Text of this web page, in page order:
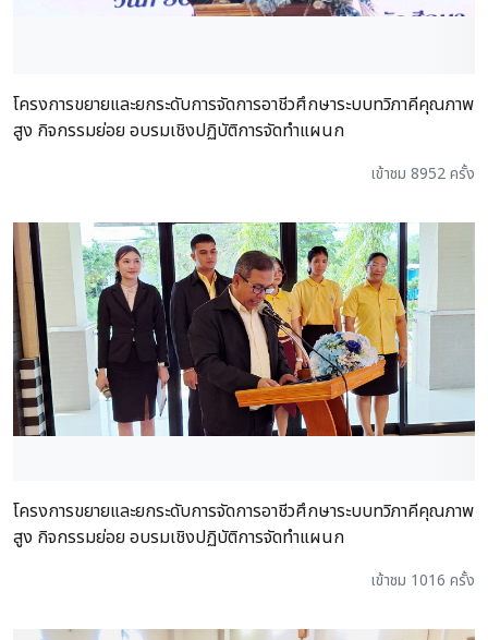
โครงการขยายและยกระดับการจัดการอาชีวศึกษาระบบทวิภาคีคุณภาพ
สูง กิจกรรมย่อย อบรมเชิงปฏิบัติการจัดทำแผนก
เข้าชม 8952 ครั้ง
โครงการขยายและยกระดับการจัดการอาชีวศึกษาระบบทวิภาคีคุณภาพ
สูง กิจกรรมย่อย อบรมเชิงปฏิบัติการจัดทำแผนก
เข้าชม 1016 ครั้ง